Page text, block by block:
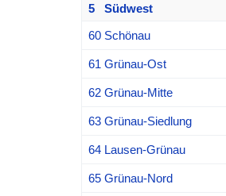
5 Südwest
60 Schönau
61 Grünau-Ost
62 Grünau-Mitte
63 Grünau-Siedlung
64 Lausen-Grünau
65 Grünau-Nord